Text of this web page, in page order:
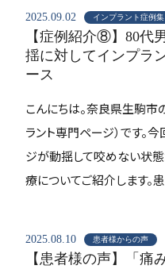
2025.09.02 インプラント症例集
【症例紹介⑧】80代
揺に対してインプラ
ース
こんにちは。奈良県生駒市
ラント専門ページ）です。
ジが動揺して咬めない状
療についてご紹介します。
2025.08.10 患者様からの声
【患者様の声】「痛